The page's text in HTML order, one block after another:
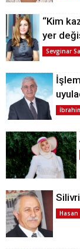
“Kim
yer
Sevginar
Hasan